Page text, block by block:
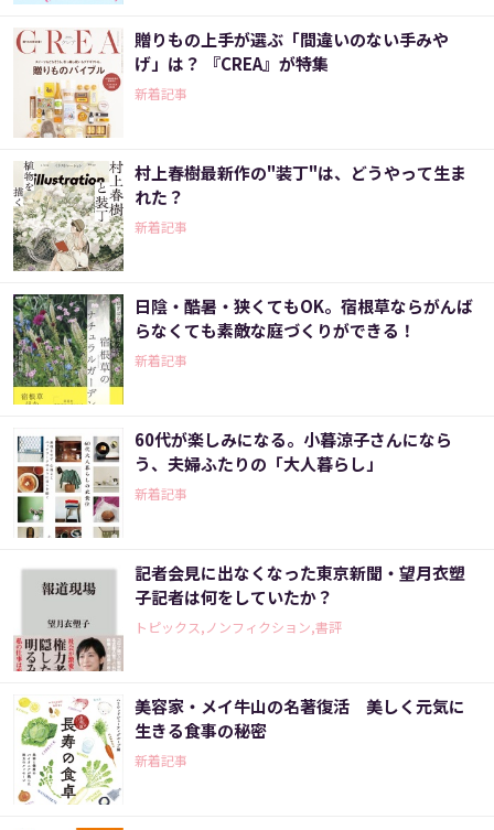
贈りもの上手が選ぶ「間違いのない手みや
げ」は？ 『CREA』が特集
新着記事
村上春樹最新作の"装丁"は、どうやって生ま
れた？
新着記事
日陰・酷暑・狭くてもOK。宿根草ならがんば
らなくても素敵な庭づくりができる！
新着記事
60代が楽しみになる。小暮涼子さんになら
う、夫婦ふたりの「大人暮らし」
新着記事
記者会見に出なくなった東京新聞・望月衣塑
子記者は何をしていたか？
トピックス,ノンフィクション,書評
美容家・メイ牛山の名著復活 美しく元気に
生きる食事の秘密
新着記事